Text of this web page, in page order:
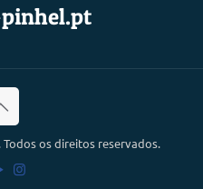
os direitos reservados.